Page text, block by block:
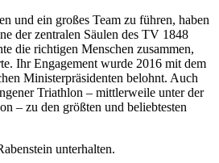
und ein großes Team zu führen, haben
der zentralen Säulen des TV 1848
die richtigen Menschen zusammen,
Ihr Engagement wurde 2016 mit dem
Ministerpräsidenten belohnt. Auch
Triathlon – mittlerweile unter der
– zu den größten und beliebtesten
unterhalten.